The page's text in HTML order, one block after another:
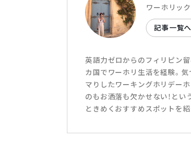
ワーホリッ
記事一覧へ
英語力ゼロからのフィリピン
カ国でワーホリ生活を経験。
マりしたワーキングホリデーホ
のもお洒落も欠かせない！と
ときめくおすすめスポットを紹